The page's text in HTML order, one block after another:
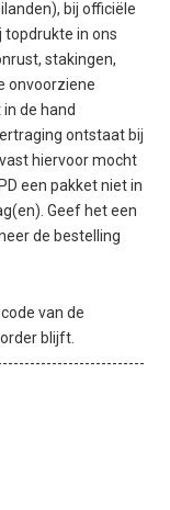
bij officiële
in ons
stakingen,
onvoorziene
de hand
ontstaat bij
hiervoor mocht
een pakket niet in
Geef het een
de bestelling
van de
blijft.